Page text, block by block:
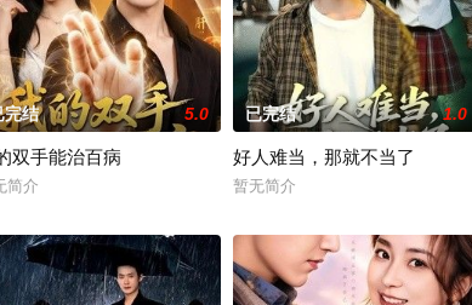
完结 5.0
双手能治百病
简介
已完结 1.0
好人难当，那就不当了
暂无简介